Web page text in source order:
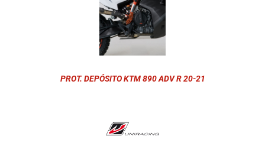
PROT. DEPÓSITO KTM 890 ADV R 20-21